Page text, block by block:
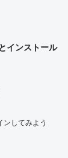
インストール
ンしてみよう